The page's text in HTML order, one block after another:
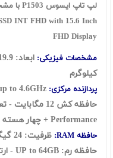
INT FHD with 15.6 Inch
FHD Display
مشخصات فیزیکی: ابعاد: 19.9 × 232.2 × 359.5
کیلوگرم
پردازنده مرکزی:
Performance + چهار هسته Efficient ) به اضافه دوازده رشته
حافظه RAM:
حافظه رم: UP to 64GB - ارتقا یافته توسط شرکت گارانتی کننده